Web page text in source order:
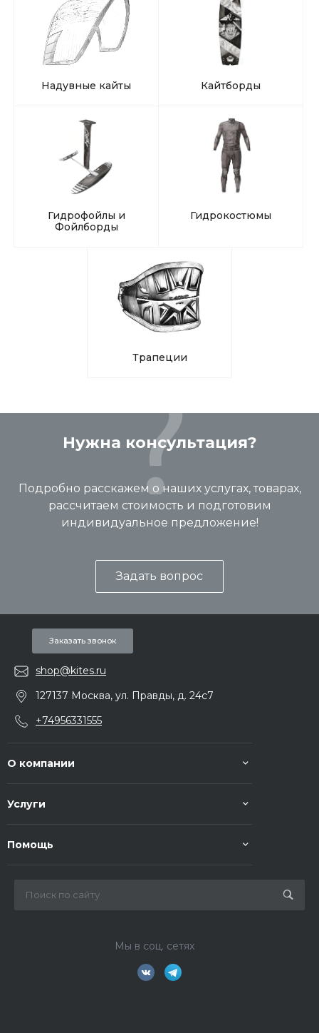
Надувные кайты Кайтборды
Гидрофойлы и
Фойлборды
Гидрокостюмы
Трапеции
Нужна консультация?
Подробно расскажем о наших услугах, товарах,
рассчитаем стоимость и подготовим
индивидуальное предложение!
Задать вопрос
Заказать звонок
shop@kites.ru
127137 Москва, ул. Правды, д. 24с7
+74956331555
О компании
Услуги
Помощь
Мы в соц. сетях